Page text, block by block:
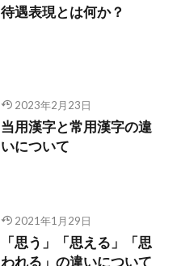
待遇表現とは何か？
2023年2月23日
当用漢字と常用漢字の違
いについて
2021年1月29日
「思う」「思える」「思
われる」の違いについて